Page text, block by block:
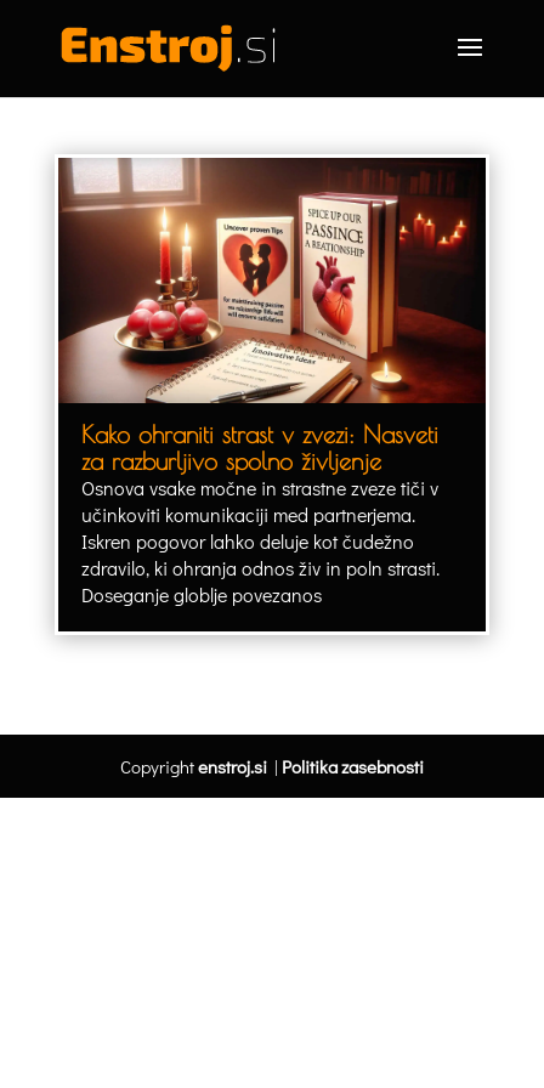
Kako ohraniti strast v zvezi: Nasveti
za razburljivo spolno življenje
Osnova vsake močne in strastne zveze tiči v
učinkoviti komunikaciji med partnerjema.
Iskren pogovor lahko deluje kot čudežno
zdravilo, ki ohranja odnos živ in poln strasti.
Doseganje globlje povezanos
Copyrightenstroj.si| Politika zasebnosti